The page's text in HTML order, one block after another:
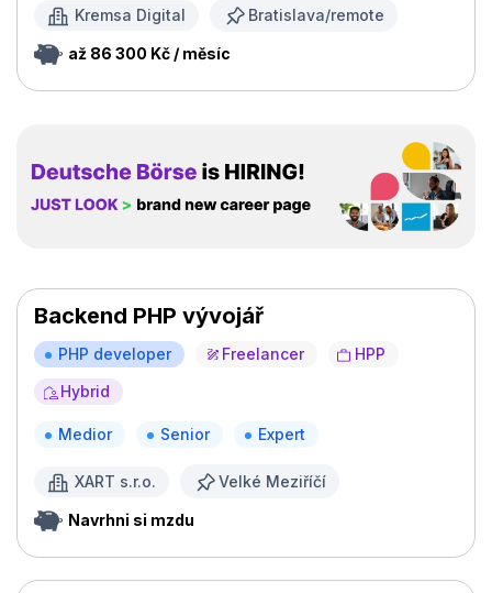
Kremsa Digital Bratislava/remote
až 86 300 Kč / měsíc
Backend PHP vývojář
PHP developer Freelancer
HPP
Hybrid
Medior Senior Expert
XART s.r.o. Velké Meziříčí
Navrhni si mzdu